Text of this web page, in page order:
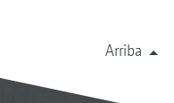
Arriba